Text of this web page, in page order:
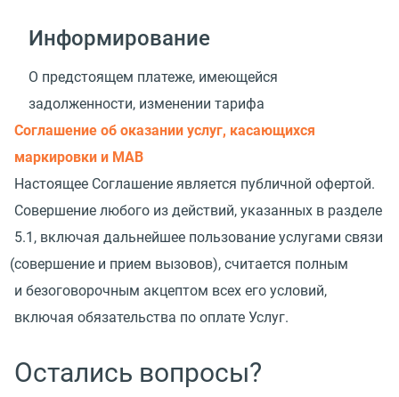
Информирование
О предстоящем платеже, имеющейся
задолженности, изменении тарифа
Соглашение об оказании услуг, касающихся
маркировки и МАВ
Настоящее Соглашение является публичной офертой.
Совершение любого из действий, указанных в разделе
5.1, включая дальнейшее пользование услугами связи
(совершение и прием вызовов), считается полным
и безоговорочным акцептом всех его условий,
включая обязательства по оплате Услуг.
Остались вопросы?